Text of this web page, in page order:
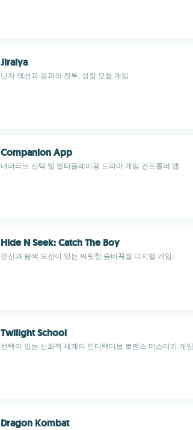
Jiraiya
닌자 액션과 용과의 전투, 성장 모험 게임
Companion App
내러티브 선택 및 멀티플레이용 드라마 게임 컨트롤러 앱
Hide N Seek: Catch The Boy
은신과 탐색 도전이 있는 짜릿한 숨바꼭질 디지털 게임
Twilight School
선택이 있는 신화적 세계의 인터랙티브 로맨스 미스터리 게임
Dragon Kombat